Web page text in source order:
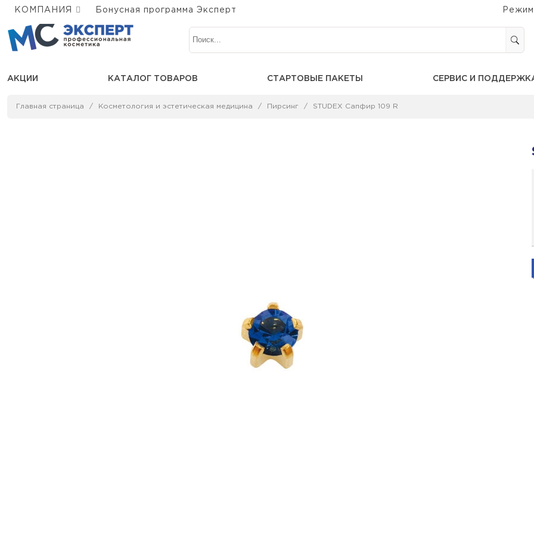
КОМПАНИЯ Бонусная программа Эксперт
АКЦИИ КАТАЛОГ ТОВАРОВ СТАРТОВЫЕ ПАКЕТЫ СЕРВИС И
Главная страница Косметология и эстетическая медицина Пирсинг STUDEX Сапфир 109 R